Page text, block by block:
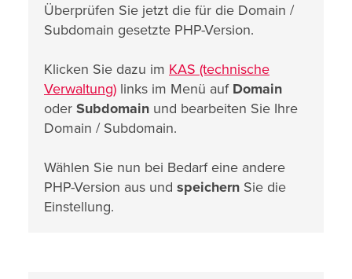
Überprüfen Sie jetzt die für die Domain /
Subdomain gesetzte PHP-Version.
Klicken Sie dazu im KAS (technische
Verwaltung) links im Menü auf Domain
oder Subdomain und bearbeiten Sie Ihre
Domain / Subdomain.
Wählen Sie nun bei Bedarf eine andere
PHP-Version aus und speichern Sie die
Einstellung.